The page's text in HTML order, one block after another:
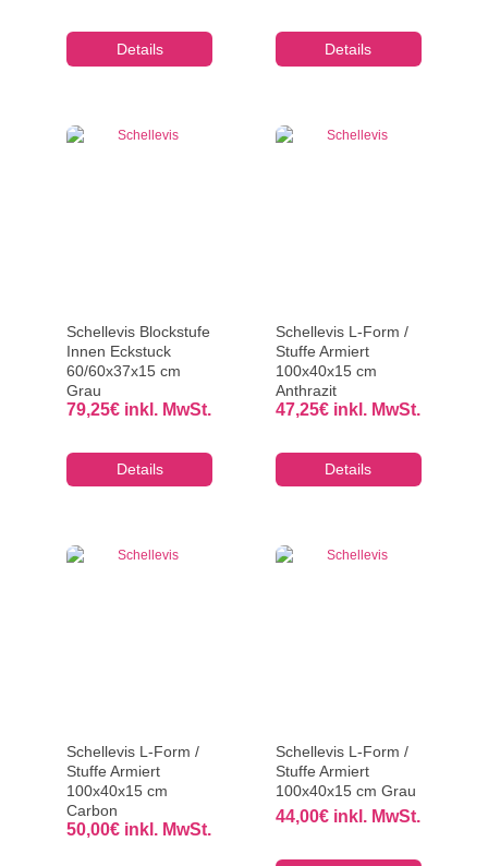
Details Details
Schellevis Blockstufe
Innen Eckstuck
60/60x37x15 cm
Grau
79,25€ inkl. MwSt.
Details
Schellevis L-Form /
Stuffe Armiert
100x40x15 cm
Anthrazit
47,25€ inkl. MwSt.
Details
Schellevis L-Form /
Stuffe Armiert
100x40x15 cm
Carbon
50,00€ inkl. MwSt.
Schellevis L-Form /
Stuffe Armiert
100x40x15 cm Grau
44,00€ inkl. MwSt.